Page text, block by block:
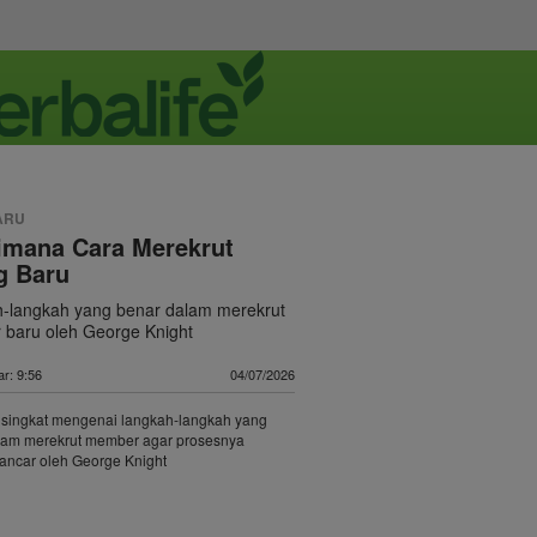
Cara Merekrut
Baru
yang benar dalam merekrut
baru oleh George Knight
9:56 04/07/2026
mengenai langkah‑langkah yang
merekrut member agar prosesnya
oleh George Knight